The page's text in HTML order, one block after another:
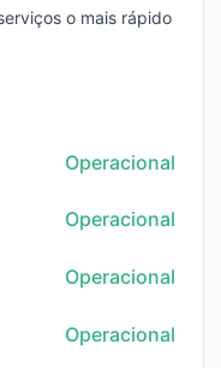
o mais rápido
Operacional
Operacional
Operacional
Operacional